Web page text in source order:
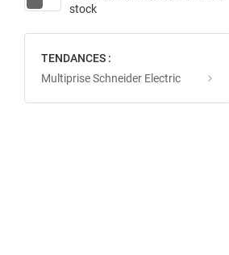
stock
TENDANCES :
Multiprise Schneider Electric